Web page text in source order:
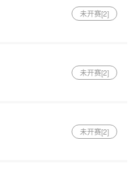
未开赛[2]
未开赛[2]
未开赛[2]